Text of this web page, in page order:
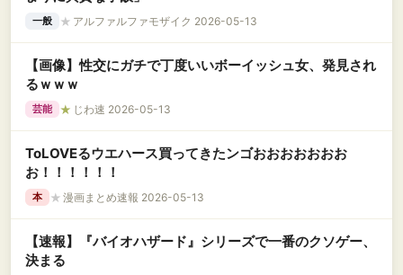
一般 ★ アルファルファモザイク 2026-05-13
【画像】性交にガチで丁度いいボーイッシュ女、発見され
るｗｗｗ
芸能 ★ じわ速 2026-05-13
ToLOVEるウエハース買ってきたンゴおおおおおおお
お！！！！！！
本 ★ 漫画まとめ速報 2026-05-13
【速報】『バイオハザード』シリーズで一番のクソゲー、
決まる